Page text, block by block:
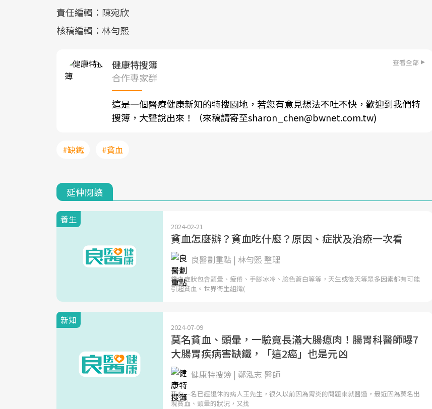
責任編輯：陳宛欣
核稿編輯：林勻熙
健康特搜簿 查看全部
合作專家群
這是一個醫療健康新知的特搜園地，若您有意見想法不吐不快，歡迎到我們特
搜簿，大聲說出來！（來稿請寄至sharon_chen@bwnet.com.tw)
#缺鐵 #貧血
延伸閱讀
養生
2024-02-21
貧血怎麼辦？貧血吃什麼？原因、症狀及治療一次看
良醫劃重點 | 林勻熙 整理
貧血症狀包含頭暈、疲倦、手腳冰冷、臉色蒼白等等，天生或後天等眾多因素都有可能
引起貧血。世界衛生組織(
新知
2024-07-09
莫名貧血、頭暈，一驗竟長滿大腸瘜肉！腸胃科醫師曝7
大腸胃疾病害缺鐵，「這2癌」也是元凶
健康特搜簿 | 鄭泓志 醫師
我有一名已經退休的病人王先生，很久以前因為胃炎的問題來就醫過，最近因為莫名出
現貧血、頭暈的狀況，又找